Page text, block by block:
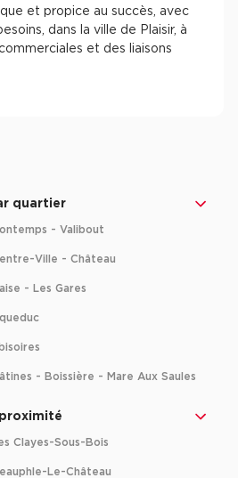
et propice au succès, avec
dans la ville de Plaisir, à
et des liaisons
quartier
- Valibout
Ville - Château
- Les Gares
- Boissière - Mare Aux Saules
Clayes-Sous-Bois
Le-Château